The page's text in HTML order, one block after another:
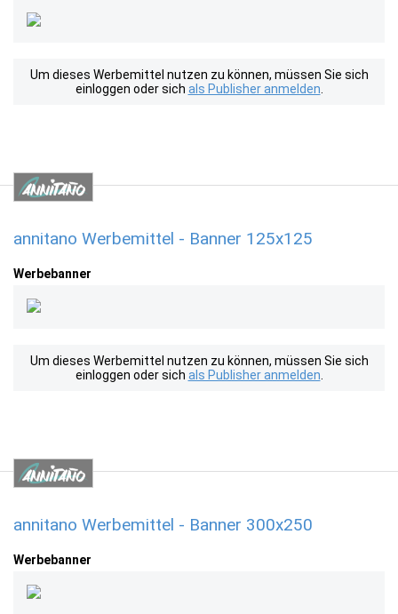
Um dieses Werbemittel nutzen zu können, müssen Sie sich
einloggen oder sich als Publisher anmelden
annitano Werbemittel - Banner 125x125
Werbebanner
Um dieses Werbemittel nutzen zu können, müssen Sie sich
einloggen oder sich als Publisher anmelden
annitano Werbemittel - Banner 300x250
Werbebanner